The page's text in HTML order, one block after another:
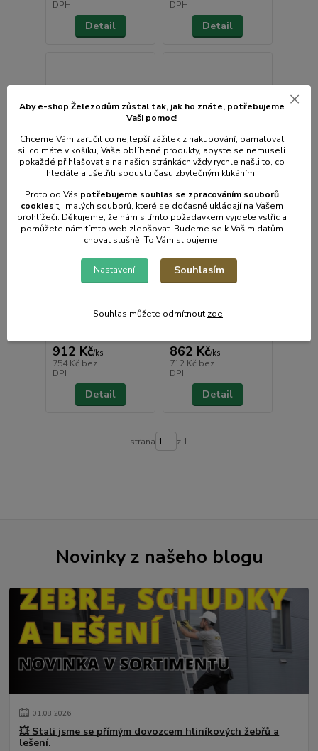
DPH
Detail
DPH
Detail
912 Kč/ks
754 Kč bez
DPH
Detail
indukce
862 Kč/ks
712 Kč bez
DPH
Detail
strana z 1
Novinky z našeho blogu
01.08.2026
💥 Stali jsme se přímým dovozcem hliníkových žebřů a
lešení.
Aby e-shop Železodům zůstal tak, jak ho znáte, potřebujeme
Vaši pomoc!
Chceme Vám zaručit co nejlepší zážitek z nakupování, pamatovat
si, co máte v košíku, Vaše oblíbené produkty, abyste se nemuseli
pokaždé přihlašovat a na našich stránkách vždy rychle našli to, co
hledáte a ušetřili spoustu času zbytečným klikáním.
Proto od Vás potřebujeme souhlas se zpracováním souborů
cookiestj. malých souborů, které se dočasně ukládají na Vašem
prohlížeči. Děkujeme, že nám s tímto požadavkem vyjdete vstříc a
pomůžete nám tímto web zlepšovat. Budeme se k Vašim datům
chovat slušně. To Vám slibujeme!
Nastavení Souhlasím
Souhlas můžete odmítnout zde.